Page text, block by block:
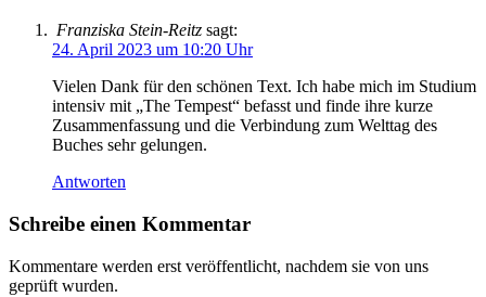
Franziska Stein-Reitz sagt:
24. April 2023 um 10:20 Uhr
Vielen Dank für den schönen Text. Ich habe mich im Studium
intensiv mit „The Tempest“ befasst und finde ihre kurze
Zusammenfassung und die Verbindung zum Welttag des
Buches sehr gelungen.
Antworten
Schreibe einen Kommentar
Kommentare werden erst veröffentlicht, nachdem sie von uns
geprüft wurden.